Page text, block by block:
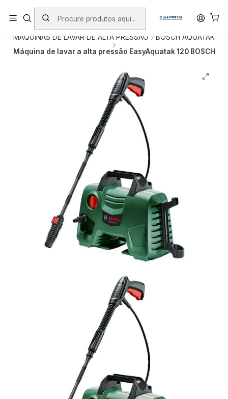
PORTES INCLUÍDOS EM ENCOMENDAS +75€ (excepto ilhas)
Início
PRODUTOS
MÁQUINAS DE LAVAR DE ALTA PRESSÃO
BOSCH AQUATAK
Máquina de lavar a alta pressão EasyAquatak 120 BOSCH